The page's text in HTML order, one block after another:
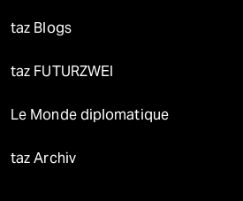
taz Blogs
taz FUTURZWEI
Le Monde diplomatique
taz Archiv